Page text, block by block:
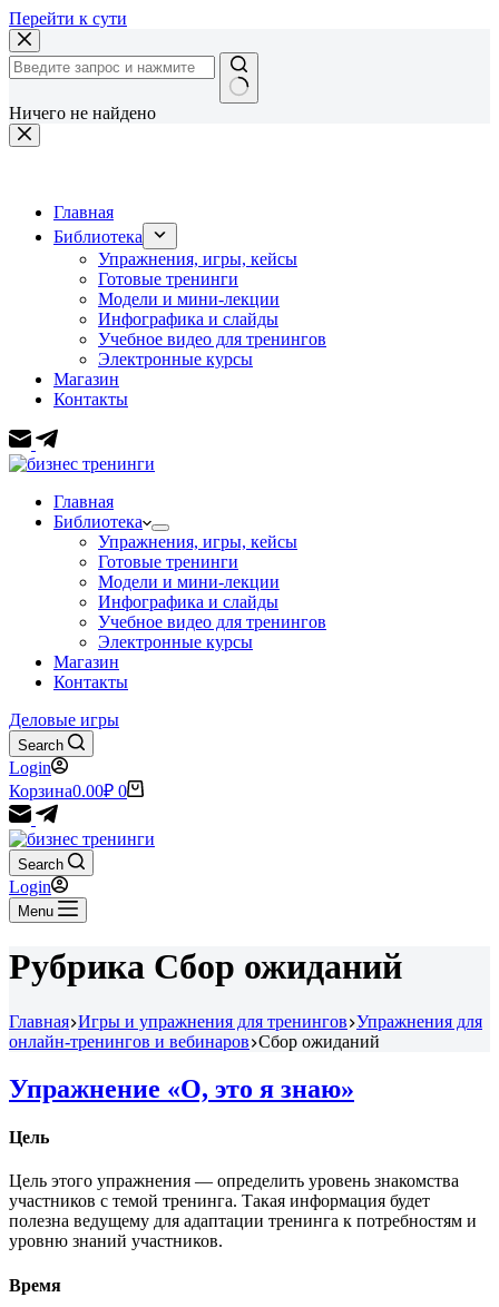
Перейти к сути
Ничего не найдено
Главная
Библиотека
Упражнения, игры, кейсы
Готовые тренинги
Модели и мини-лекции
Инфографика и слайды
Учебное видео для тренингов
Электронные курсы
Магазин
Контакты
Главная
Библиотека
Упражнения, игры, кейсы
Готовые тренинги
Модели и мини-лекции
Инфографика и слайды
Учебное видео для тренингов
Электронные курсы
Магазин
Контакты
Деловые игры
Search
Login
Корзина0.00₽ 0
Search
Login
Menu
Рубрика Сбор ожиданий
Главная Игры и упражнения для тренингов Упражнения для
онлайн-тренингов и вебинаров Сбор ожиданий
Упражнение «О, это я знаю»
Цель
Цель этого упражнения — определить уровень знакомства
участников с темой тренинга. Такая информация будет
полезна ведущему для адаптации тренинга к потребностям и
уровню знаний участников.
Время